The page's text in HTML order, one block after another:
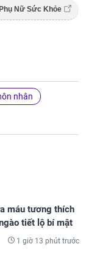
Nữ Sức Khỏe
nhân
máu tương thích
tiết lộ bí mật
1 giờ 13 phút trước